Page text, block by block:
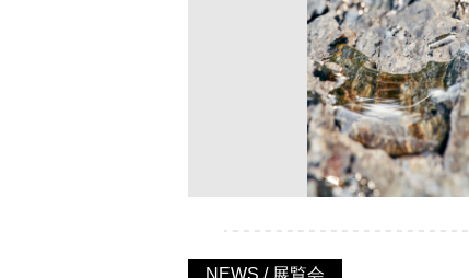
NEWS / 展覧会